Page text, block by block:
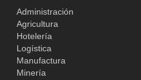
Administración
Agricultura
Hotelería
Logística
Manufactura
Minería